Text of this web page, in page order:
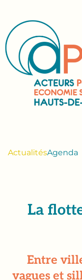
ActualitésAgenda
La
Entre
vagues et